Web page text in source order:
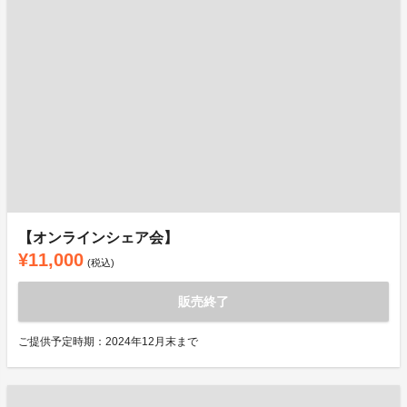
【オンラインシェア会】
¥11,000 (税込)
販売終了
ご提供予定時期：2024年12月末まで